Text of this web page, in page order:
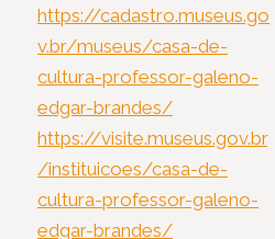
https://cadastro.museus.go
v.br/museus/casa-de-
cultura-professor-galeno-
edgar-brandes/
https://visite.museus.gov.br
/instituicoes/casa-de-
cultura-professor-galeno-
edgar-brandes/